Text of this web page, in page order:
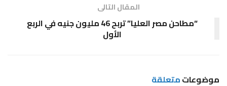
المقال التالى
“مطاحن مصر العليا” تربح 46 مليون جنيه في الربع
الأول
موضوعاتمتعلقة